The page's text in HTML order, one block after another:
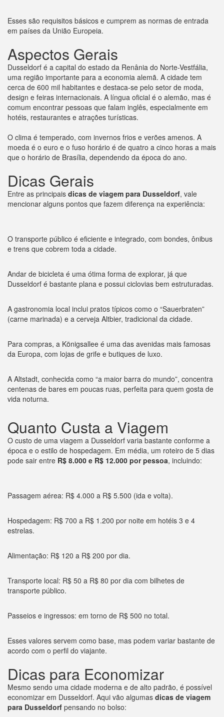
Esses são requisitos básicos e cumprem as normas de entrada
em países da União Europeia.
Aspectos Gerais
Dusseldorf é a capital do estado da Renânia do Norte-Vestfália,
uma região importante para a economia alemã. A cidade tem
cerca de 600 mil habitantes e destaca-se pelo setor de moda,
design e feiras internacionais. A língua oficial é o alemão, mas é
comum encontrar pessoas que falam inglês, especialmente em
hotéis, restaurantes e atrações turísticas.
O clima é temperado, com invernos frios e verões amenos. A
moeda é o euro e o fuso horário é de quatro a cinco horas a mais
que o horário de Brasília, dependendo da época do ano.
Dicas Gerais
Entre as principais dicas de viagem para Dusseldorf, vale
mencionar alguns pontos que fazem diferença na experiência:
O transporte público é eficiente e integrado, com bondes, ônibus
e trens que cobrem toda a cidade.
Andar de bicicleta é uma ótima forma de explorar, já que
Dusseldorf é bastante plana e possui ciclovias bem estruturadas.
A gastronomia local inclui pratos típicos como o “Sauerbraten”
(carne marinada) e a cerveja Altbier, tradicional da cidade.
Para compras, a Königsallee é uma das avenidas mais famosas
da Europa, com lojas de grife e butiques de luxo.
A Altstadt, conhecida como “a maior barra do mundo”, concentra
centenas de bares em poucas ruas, perfeita para quem gosta de
vida noturna.
Quanto Custa a Viagem
O custo de uma viagem a Dusseldorf varia bastante conforme a
época e o estilo de hospedagem. Em média, um roteiro de 5 dias
pode sair entre R$ 8.000 e R$ 12.000 por pessoa, incluindo:
Passagem aérea: R$ 4.000 a R$ 5.500 (ida e volta).
Hospedagem: R$ 700 a R$ 1.200 por noite em hotéis 3 e 4
estrelas.
Alimentação: R$ 120 a R$ 200 por dia.
Transporte local: R$ 50 a R$ 80 por dia com bilhetes de
transporte público.
Passeios e ingressos: em torno de R$ 500 no total.
Esses valores servem como base, mas podem variar bastante de
acordo com o perfil do viajante.
Dicas para Economizar
Mesmo sendo uma cidade moderna e de alto padrão, é possível
economizar em Dusseldorf. Aqui vão algumas dicas de viagem
para Dusseldorf pensando no bolso: